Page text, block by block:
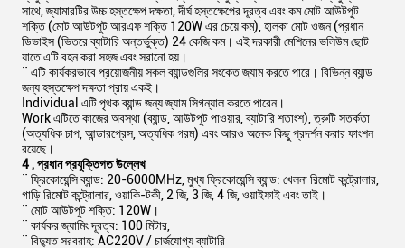
সাথে, জ্যামারটির উচ্চ হস্তক্ষেপ দক্ষতা, দীর্ঘ হস্তক্ষেপের দূরত্ব এবং কম মোট আউটপুট
শক্তি (মোট আউটপুট আরএফ শক্তি 120W এর চেয়ে কম), হালকা মোট ওজন (প্রধান
ডিভাইস (ভিতরে ব্যাটারি অন্তর্ভুক্ত) 24 কেজি কম। এই দরকারী মেশিনের ভলিউম ছোট
যাতে এটি বহন করা সহজ এবং সরানো হয়।
¨ এটি কার্যকরভাবে প্রয়োজনীয় সকল ব্যান্ডগুলির সংকেত জ্যাম করতে পারে। বিভিন্ন ব্যান্ড
জন্য হস্তক্ষেপ দক্ষতা প্রায় একই।
Individual এটি পৃথক ব্যান্ড জন্য জ্যাম সিগন্যাল করতে পারেন।
Work এটিতে কাজের অবস্থা (ব্যান্ড, আউটপুট পাওয়ার, ব্যাটারি শতাংশ), ত্রুটি সতর্কতা
(অত্যধিক চাপ, আন্ডারপ্রেস, অত্যধিক গরম) এবং আরও অনেক কিছু প্রদর্শন করার ফাংশন
রয়েছে।
4,প্রধান প্রযুক্তিগত উল্লেখ
¨ ফ্রিকোয়েন্সি ব্যান্ড: 20-6000MHz, মুখ্য ফ্রিকোয়েন্সি ব্যান্ড: খেলনা রিমোট কন্ট্রোলার,
গাড়ি রিমোট কন্ট্রোলার, ওয়াকি-টকী, 2 জি, 3 জি, 4 জি, ওয়াইফাই এবং তাই।
¨ মোট আউটপুট শক্তি: 120W।
¨ কার্যকর জ্যামিং দূরত্ব: 100 মিটার,
¨ বিদ্যুত সরবরাহ: AC220V / চার্জযোগ্য ব্যাটারি